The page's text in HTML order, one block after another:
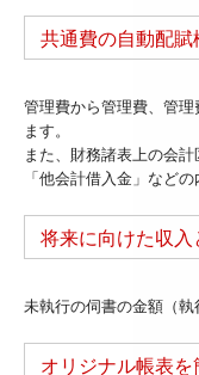
共通費の自動配
管理費から管理費、管
ます。
また、財務諸表上の会
「他会計借入金」など
将来に向けた収
未執行の伺書の金額（執
オリジナル帳表を